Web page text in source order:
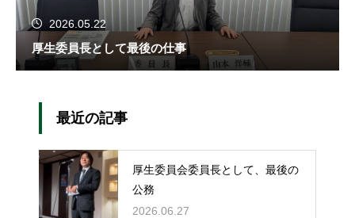
2026.05.22
厚生委員長として最後の仕事
最近の記事
厚生委員会委員長として、最後の
公務
2026.06.27